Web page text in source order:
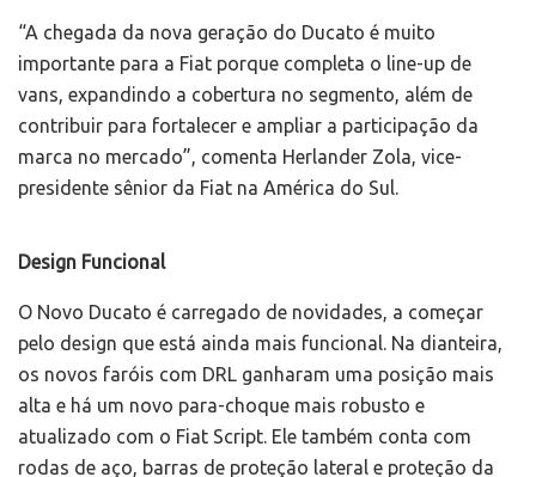
“A chegada da nova geração do Ducato é muito
importante para a Fiat porque completa o line-up de
vans, expandindo a cobertura no segmento, além de
contribuir para fortalecer e ampliar a participação da
marca no mercado”, comenta Herlander Zola, vice-
presidente sênior da Fiat na América do Sul.
Design Funcional
O Novo Ducato é carregado de novidades, a começar
pelo design que está ainda mais funcional. Na dianteira,
os novos faróis com DRL ganharam uma posição mais
alta e há um novo para-choque mais robusto e
atualizado com o Fiat Script. Ele também conta com
rodas de aço, barras de proteção lateral e proteção da